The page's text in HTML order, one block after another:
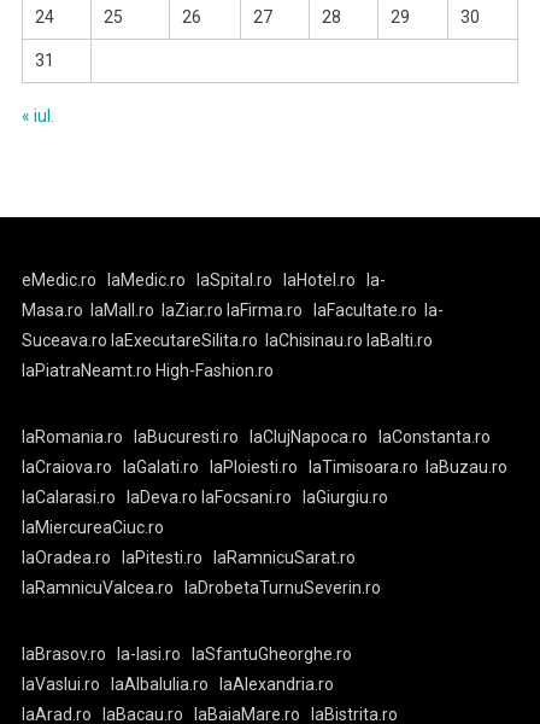
24 25 26 27 28 29 30
31
« iul.
eMedic.ro laMedic.ro laSpital.ro laHotel.ro
la-
Masa.ro
laMall.ro laZiar.ro laFirma.ro laFacultate.ro
la-
Suceava.ro laExecutareSilita.ro laChisinau.ro laBalti.ro
laPiatraNeamt.ro High-Fashion.ro
laRomania.ro laBucuresti.ro laClujNapoca.ro
laConstanta.ro
laCraiova.ro
laGalati.ro laPloiesti.ro laTimisoara.ro
laBuzau.ro
laCalarasi.ro
laDeva.ro laFocsani.ro
laGiurgiu.ro
laMiercureaCiuc.ro
laOradea.ro
laPitesti.ro
laRamnicuSarat.ro
laRamnicuValcea.ro
laDrobetaTurnuSeverin.ro
laBrasov.ro la-Iasi.ro
laSfantuGheorghe.ro
laVaslui.ro
laAlbaIulia.ro
laAlexandria.ro
laArad.ro
laBacau.ro laBaiaMare.ro laBistrita.ro